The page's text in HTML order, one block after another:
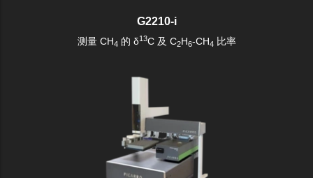
G2210-i
测量 CH4 的 δ13C 及 C2H6-CH4 比率